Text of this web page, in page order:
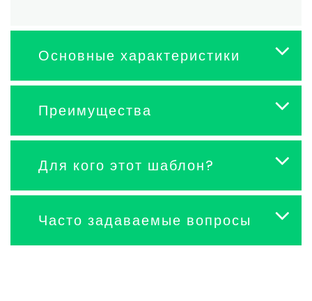
Основные характеристики
Преимущества
Для кого этот шаблон?
Часто задаваемые вопросы